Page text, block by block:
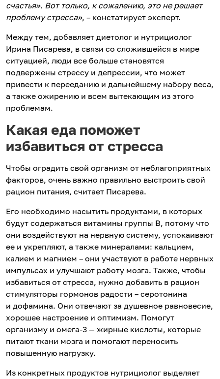
счастья». Вот только, к сожалению, это не решает
проблему стресса», – констатирует эксперт.
Между тем, добавляет диетолог и нутрициолог
Ирина Писарева, в связи со сложившейся в мире
ситуацией, люди все больше становятся
подвержены стрессу и депрессии, что может
привести к перееданию и дальнейшему набору веса,
а также ожирению и всем вытекающим из этого
проблемам.
Какая еда поможет
избавиться от стресса
Чтобы оградить свой организм от неблагоприятных
факторов, очень важно правильно выстроить свой
рацион питания, считает Писарева.
Его необходимо насытить продуктами, в которых
будут содержаться витамины группы В, потому что
они воздействуют на нервную систему, успокаивают
ее и укрепляют, а также минералами: кальцием,
калием и магнием – они участвуют в работе нервных
импульсах и улучшают работу мозга. Также, чтобы
избавиться от стресса, нужно добавить в рацион
стимуляторы гормонов радости – серотонина
и дофамина. Они отвечают за душевное равновесие,
хорошее настроение и оптимизм. Помогут
организму и омега-3 — жирные кислоты, которые
питают ткани мозга и помогают переносить
повышенную нагрузку.
Из конкретных продуктов нутрициолог выделяет